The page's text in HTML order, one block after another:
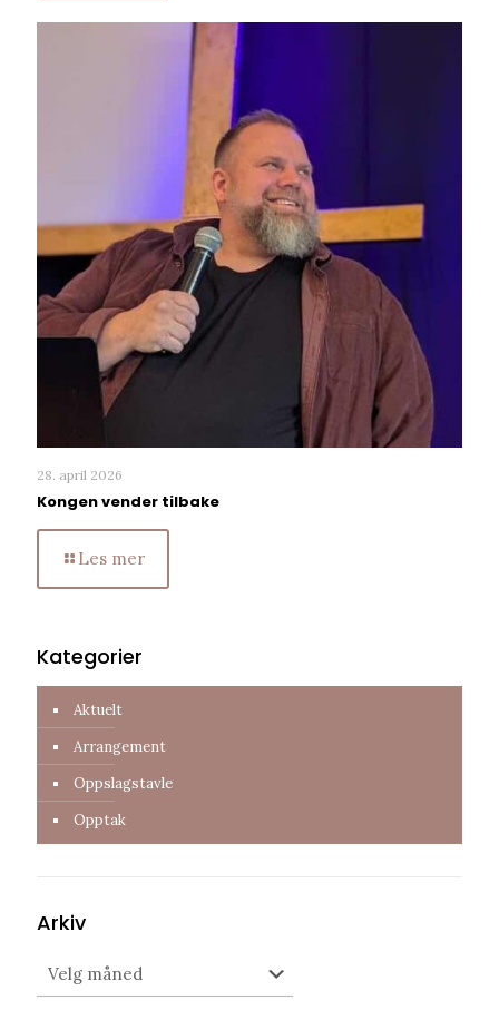
28. april 2026
Kongen vender tilbake
Les mer
Kategorier
Aktuelt
Arrangement
Oppslagstavle
Opptak
Arkiv